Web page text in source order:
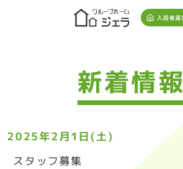
新着情報
2025年2月1日(土)
スタッフ募集